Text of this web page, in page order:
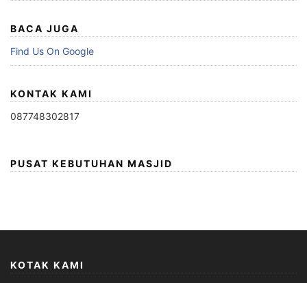
BACA JUGA
Find Us On Google
KONTAK KAMI
087748302817
PUSAT KEBUTUHAN MASJID
KOTAK KAMI